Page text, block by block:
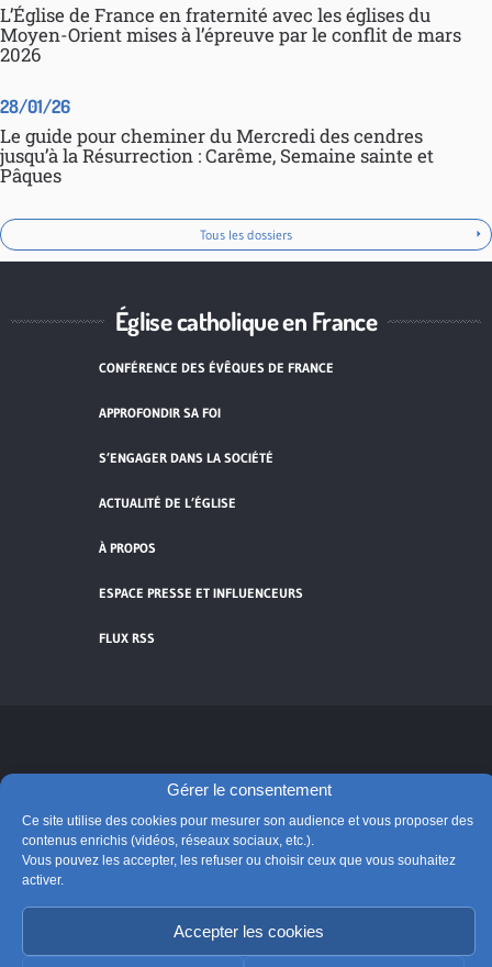
Gérer le consentement
Ce site utilise des cookies pour mesurer son audience et vous proposer des
contenus enrichis (vidéos, réseaux sociaux, etc.).
Vous pouvez les accepter, les refuser ou choisir ceux que vous souhaitez
activer.
Accepter les cookies
L’Église de France en fraternité avec les églises du
Moyen-Orient mises à l’épreuve par le conflit de mars
2026
28/01/26
Le guide pour cheminer du Mercredi des cendres
jusqu’à la Résurrection : Carême, Semaine sainte et
Pâques
Tous les dossiers
Église catholique en France
CONFÉRENCE DES ÉVÊQUES DE FRANCE
APPROFONDIR SA FOI
S’ENGAGER DANS LA SOCIÉTÉ
ACTUALITÉ DE L’ÉGLISE
À PROPOS
ESPACE PRESSE ET INFLUENCEURS
FLUX RSS
vidéos et réseaux sociaux et activer ce
© Église catholique en France
Édité par la Conférence des évêques de France
Suivre @Eglisecatho